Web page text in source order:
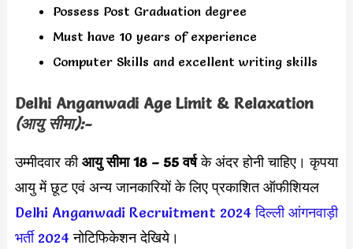
Possess Post Graduation degree
Must have 10 years of experience
Computer Skills and excellent writing skills
Delhi Anganwadi Age Limit & Relaxation
(आयु सीमा):-
उम्मीदवार कीआयु सीमा 18 – 55 वर्षके अंदर होनी चाहिए। कृपया
आयु में छूट एवं अन्य जानकारियों के लिए प्रकाशित ऑफीशियल
Delhi Anganwadi Recruitment 2024दिल्ली आंगनवाड़ी
भर्ती 2024 नोटिफिकेशन देखिये।